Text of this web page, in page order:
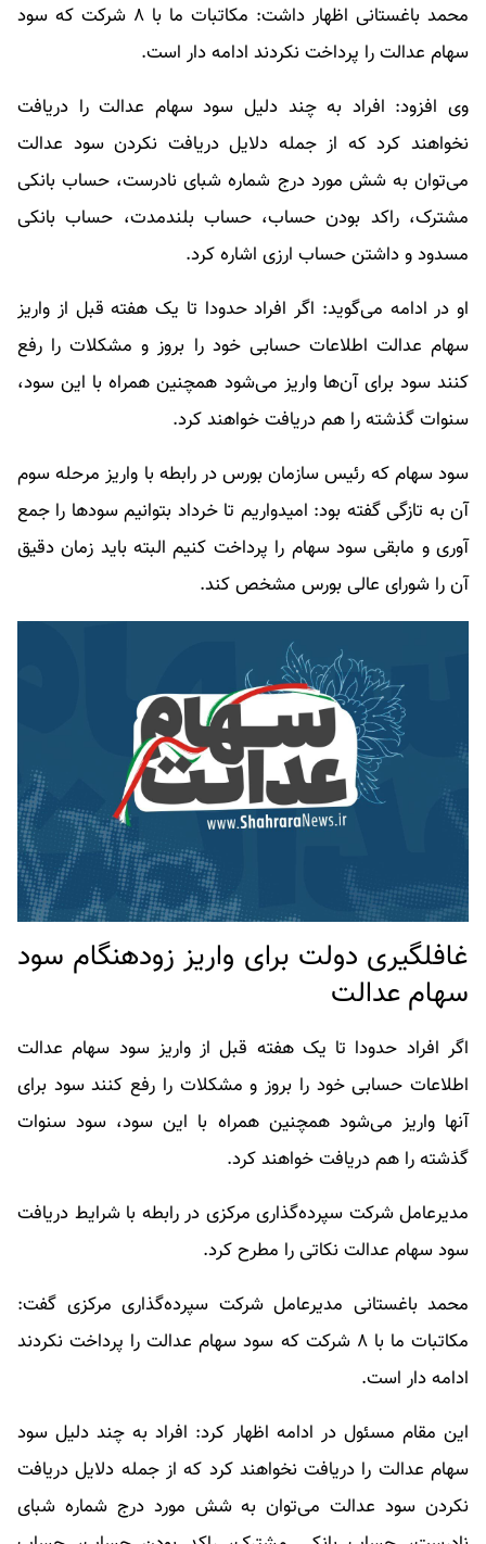
محمد باغستانی اظهار داشت: مکاتبات ما با ۸ شرکت که سود
سهام عدالت را پرداخت نکردند ادامه دار است.
وی افزود: افراد به چند دلیل سود سهام عدالت را دریافت
نخواهند کرد که از جمله دلایل دریافت نکردن سود عدالت
می‌توان به شش مورد درج شماره شبای نادرست، حساب بانکی
مشترک، راکد بودن حساب، حساب بلندمدت، حساب بانکی
مسدود و داشتن حساب ارزی اشاره کرد.
او در ادامه می‌گوید: اگر افراد حدودا تا یک هفته قبل از واریز
سهام عدالت اطلاعات حسابی خود را بروز و مشکلات را رفع
کنند سود برای آن‌ها واریز می‌شود همچنین همراه با این سود،
سنوات گذشته را هم دریافت خواهند کرد.
سود سهام که رئیس سازمان بورس در رابطه با واریز مرحله سوم
آن به تازگی گفته بود: امیدواریم تا خرداد بتوانیم سود‌ها را جمع
آوری و مابقی سود سهام را پرداخت کنیم البته باید زمان دقیق
آن را شورای عالی بورس مشخص کند.
غافلگیری دولت برای واریز زودهنگام سود
سهام عدالت
اگر افراد حدودا تا یک هفته قبل از واریز سود سهام عدالت
اطلاعات حسابی خود را بروز و مشکلات را رفع کنند سود برای
آنها واریز می‌شود همچنین همراه با این سود، سود سنوات
گذشته را هم دریافت خواهند کرد.
مدیرعامل شرکت سپرده‌گذاری مرکزی در رابطه با شرایط دریافت
سود سهام عدالت نکاتی را مطرح کرد.
محمد باغستانی مدیرعامل شرکت سپرده‌گذاری مرکزی گفت:
مکاتبات ما با ۸ شرکت که سود سهام عدالت را پرداخت نکردند
ادامه دار است.
این مقام مسئول در ادامه اظهار کرد: افراد به چند دلیل سود
سهام عدالت را دریافت نخواهند کرد که از جمله دلایل دریافت
نکردن سود عدالت می‌توان به شش مورد درج شماره شبای